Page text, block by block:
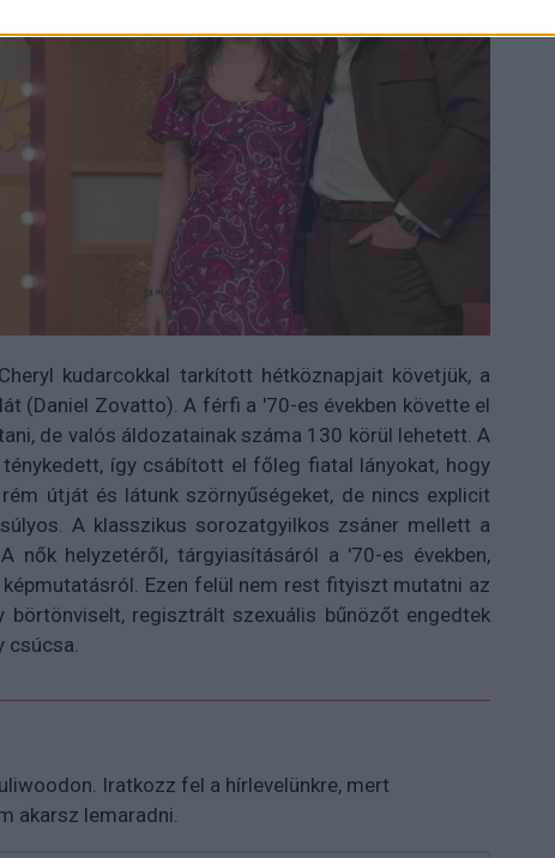
kudarcokkal tarkított hétköznapjait követjük, a
(Daniel Zovatto). A férfi a '70-es években követte el
de valós áldozatainak száma 130 körül lehetett. A
így csábított el főleg fiatal lányokat, hogy
útját és látunk szörnyűségeket, de nincs explicit
A klasszikus sorozatgyilkos zsáner mellett a
nők helyzetéről, tárgyiasításáról a '70-es években,
Ezen felül nem rest fityiszt mutatni az
börtönviselt, regisztrált szexuális bűnözőt engedtek
csúcsa.
Iratkozz fel a hírlevelünkre, mert
akarsz lemaradni.